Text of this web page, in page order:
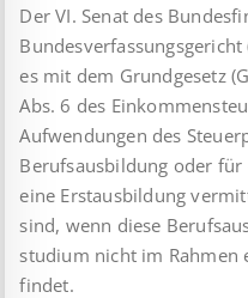
Der VI. Senat des
es mit dem Grundgesetz
Abs. 6 des
Aufwendungen des
Berufsausbildung oder für
eine Erstausbildung
sind, wenn diese
studium nicht im
findet.